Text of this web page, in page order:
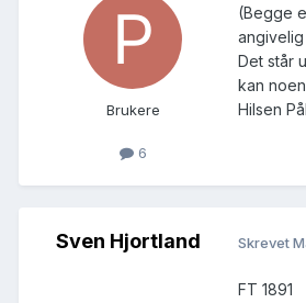
Brukere
6
(Begge
angivelig
Det står
kan
Hilsen
Sven Hjortland Skrevet
FT 1891